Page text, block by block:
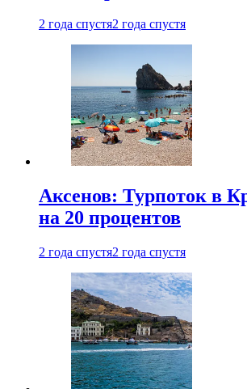
2 года спустя2 года спустя
Аксенов: Турпоток в
на 20 процентов
2 года спустя2 года спустя